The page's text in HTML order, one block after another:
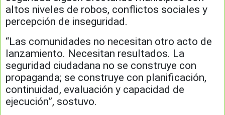
altos niveles de robos, conflictos sociales y
percepción de inseguridad.
“Las comunidades no necesitan otro acto de
lanzamiento. Necesitan resultados. La
seguridad ciudadana no se construye con
propaganda; se construye con planificación,
continuidad, evaluación y capacidad de
ejecución”, sostuvo.